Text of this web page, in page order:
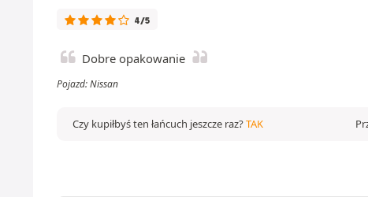
4/5
Dobre opakowanie
Pojazd: Nissan
Czy kupiłbyś ten łańcuch jeszcze raz?TAK